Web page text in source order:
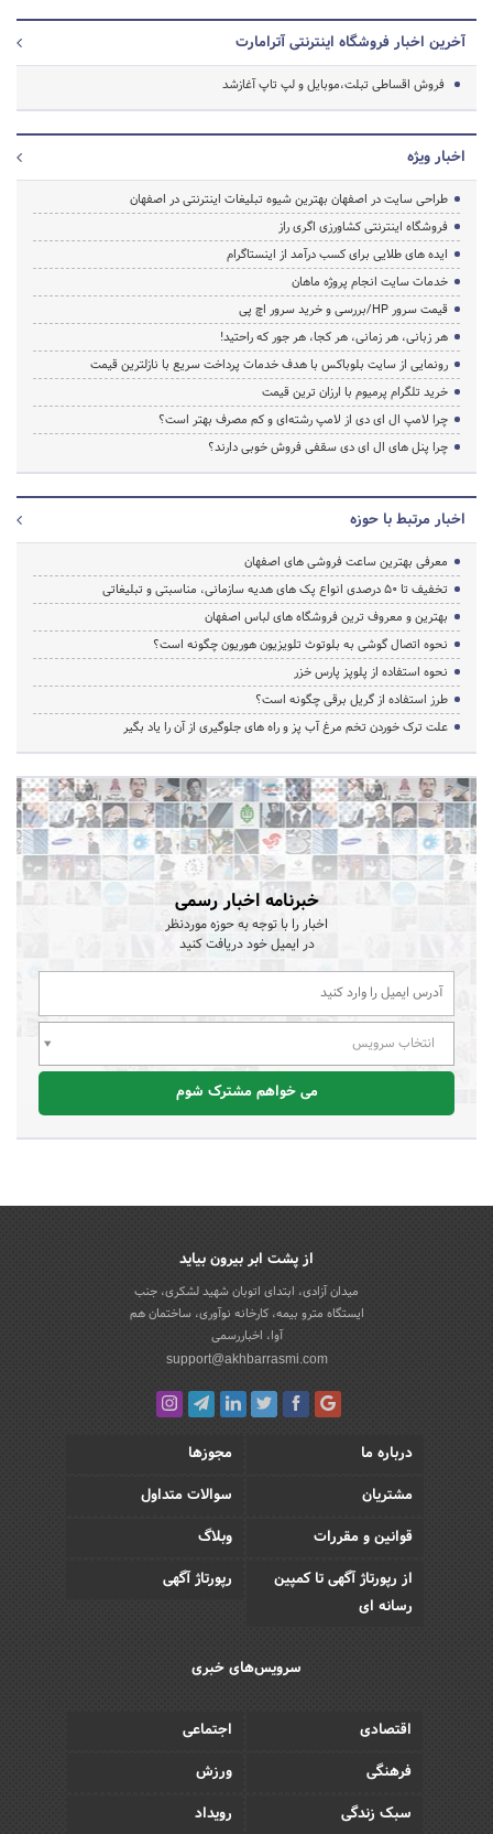
آخرین اخبار فروشگاه اینترنتی آترامارت
فروش اقساطی تبلت،موبایل و لپ تاپ آغازشد
اخبار ویژه
طراحی سایت در اصفهان بهترین شیوه تبلیغات اینترنتی در اصفهان
فروشگاه اینترنتی کشاورزی اگری راز
ایده های طلایی برای کسب درآمد از اینستاگرام
خدمات سایت انجام پروژه ماهان
قیمت سرور HP/بررسی و خرید سرور اچ پی
هر زبانی، هر زمانی، هر کجا، هر جور که راحتید!
رونمایی از سایت بلوباکس با هدف خدمات پرداخت سریع با نازلترین قیمت
خرید تلگرام پرمیوم با ارزان ترین قیمت
چرا لامپ ال ای دی از لامپ رشته‌ای و کم مصرف بهتر است؟
چرا پنل های ال ای دی سقفی فروش خوبی دارند؟
اخبار مرتبط با حوزه
معرفی بهترین ساعت فروشی های اصفهان
تخفیف‌ تا 50 درصدی انواع پک های هدیه سازمانی، مناسبتی و تبلیغاتی
بهترین و معروف ترین فروشگاه های لباس اصفهان
نحوه اتصال گوشی به بلوتوث تلویزیون هوریون چگونه است؟
نحوه استفاده از پلوپز پارس خزر
طرز استفاده از گریل برقی چگونه است؟
علت ترک خوردن تخم مرغ آب پز و راه های جلوگیری از آن را یاد بگیر
خبرنامه اخبار رسمی
اخبار را با توجه به حوزه موردنظر
در ایمیل خود دریافت کنید
انتخاب سرویس
می خواهم مشترک شوم
از پشت ابر بیرون بیاید
میدان آزادی، ابتدای اتوبان شهید لشکری، جنب
ایستگاه مترو بیمه، کارخانه نوآوری، ساختمان هم
آوا، اخباررسمی
support@akhbarrasmi.com
درباره ما
مجوزها
مشتریان
سوالات متداول
قوانین و مقررات
وبلاگ
از رپورتاژ آگهی تا کمپین
رسانه ای
رپورتاژ آگهی
سرویس‌های خبری
اقتصادی
اجتماعی
فرهنگی
ورزش
سبک زندگی
رویداد